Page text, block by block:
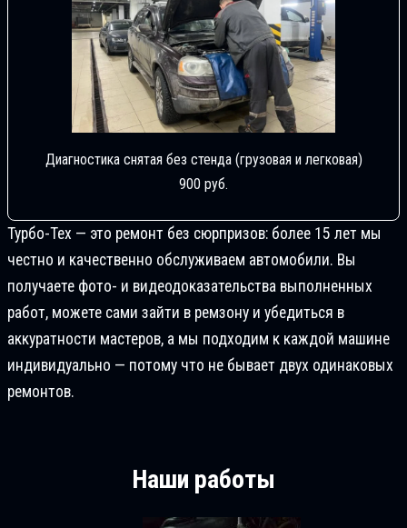
Диагностика снятая без стенда (грузовая и легковая)
900 руб.
Турбо-Тех — это ремонт без сюрпризов: более 15 лет мы
честно и качественно обслуживаем автомобили. Вы
получаете фото- и видеодоказательства выполненных
работ, можете сами зайти в ремзону и убедиться в
аккуратности мастеров, а мы подходим к каждой машине
индивидуально — потому что не бывает двух одинаковых
ремонтов.
Наши работы